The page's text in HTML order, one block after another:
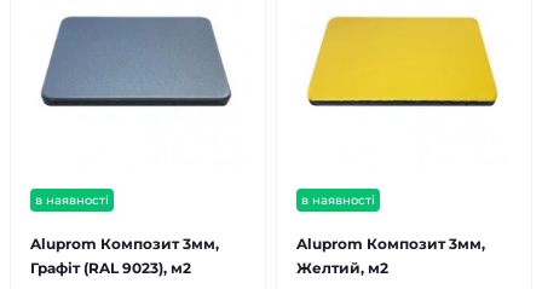
в наявності
Aluprom Композит 3мм,
Графіт (RAL 9023), м2
в наявності
Aluprom Композит 3мм,
Желтий, м2